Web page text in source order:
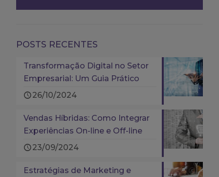
POSTS RECENTES
Transformação Digital no Setor
Empresarial: Um Guia Prático
26/10/2024
Vendas Híbridas: Como Integrar
Experiências On-line e Off-line
23/09/2024
Estratégias de Marketing e